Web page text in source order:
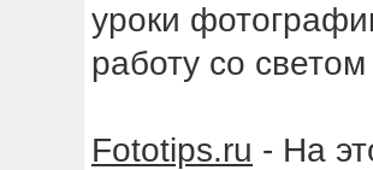
уроки
работу со
Fototips.ru - На